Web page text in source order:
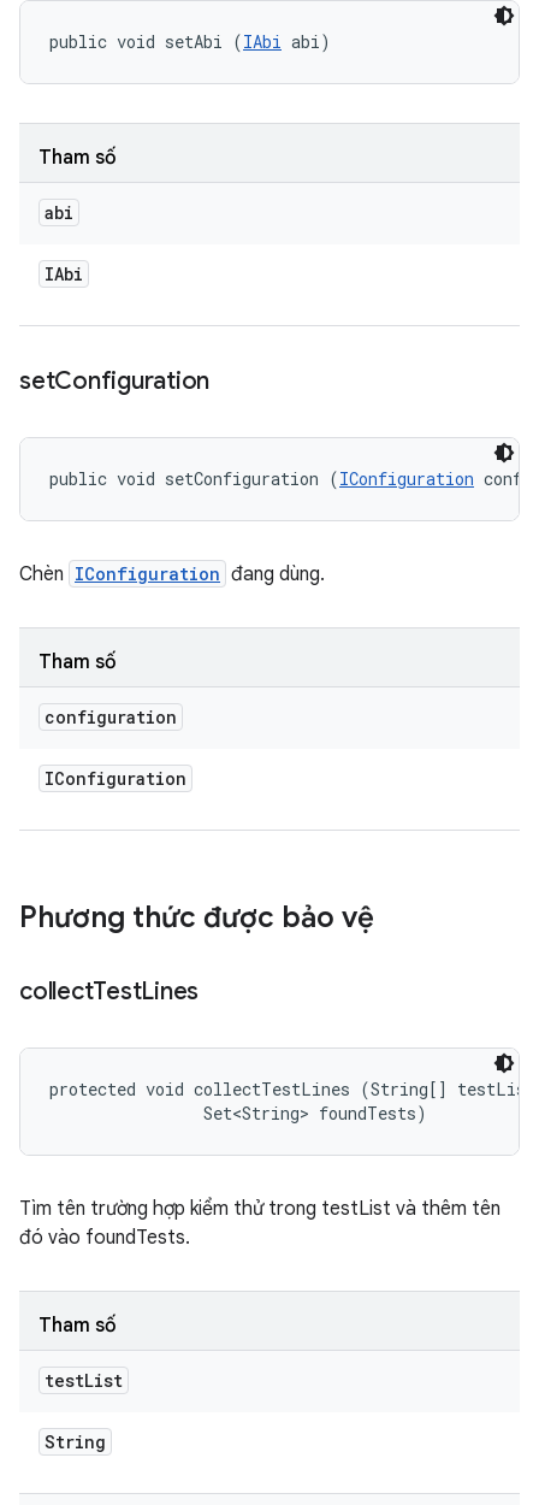
public void setAbi (IAbi abi)
Tham số
abi
IAbi
setConfiguration
public void setConfiguration (IConfiguration
Chèn IConfiguration đang dùng.
Tham số
configuration
IConfiguration
Phương thức được bảo vệ
collectTestLines
protected void collectTestLines (String[]
                Set<String> foundTests)
Tìm tên trường hợp kiểm thử trong testList và thêm tên
đó vào foundTests.
Tham số
testList
String